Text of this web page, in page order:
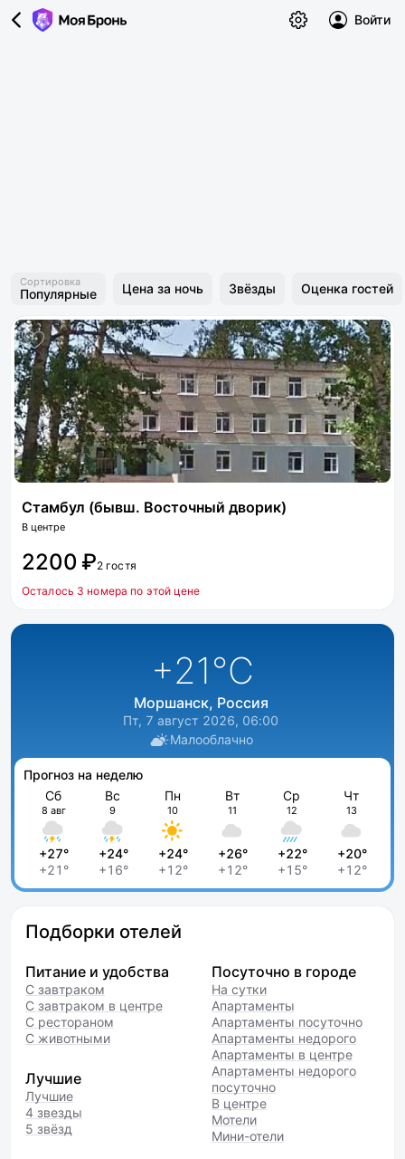
Войти
Сортировка
Популярные Цена за ночь Звёзды Оценка гостей
Стамбул (бывш. Восточный дворик)
В центре
2200 ₽2 гостя
Осталось 3 номера по этой цене
+21°C
Моршанск, Россия
Пт, 7 август 2026, 06:00
Малооблачно
Прогноз на неделю
Сб
8 авг
+27°
+21°
Вс
9
+24°
+16°
Пн
10
+24°
+12°
Вт
11
+26°
+12°
Ср
12
+22°
+15°
Чт
13
+20°
+12°
Подборки отелей
Питание и удобства
С завтраком
С завтраком в центре
С рестораном
С животными
Лучшие
Лучшие
4 звезды
5 звёзд
Посуточно в городе
На сутки
Апартаменты
Апартаменты посуточно
Апартаменты недорого
Апартаменты в центре
Апартаменты недорого
посуточно
В центре
Мотели
Мини-отели